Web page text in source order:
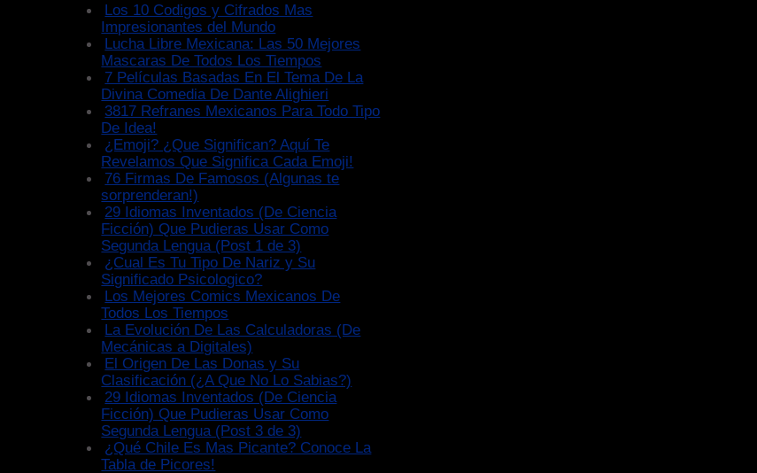
Los 10 Codigos y Cifrados Mas
Impresionantes del Mundo
Lucha Libre Mexicana: Las 50 Mejores
Mascaras De Todos Los Tiempos
7 Películas Basadas En El Tema De La
Divina Comedia De Dante Alighieri
3817 Refranes Mexicanos Para Todo Tipo
De Idea!
¿Emoji? ¿Que Significan? Aquí Te
Revelamos Que Significa Cada Emoji!
76 Firmas De Famosos (Algunas te
sorprenderan!)
29 Idiomas Inventados (De Ciencia
Ficción) Que Pudieras Usar Como
Segunda Lengua (Post 1 de 3)
¿Cual Es Tu Tipo De Nariz y Su
Significado Psicologico?
Los Mejores Comics Mexicanos De
Todos Los Tiempos
La Evolución De Las Calculadoras (De
Mecánicas a Digitales)
El Origen De Las Donas y Su
Clasificación (¿A Que No Lo Sabias?)
29 Idiomas Inventados (De Ciencia
Ficción) Que Pudieras Usar Como
Segunda Lengua (Post 3 de 3)
¿Qué Chile Es Mas Picante? Conoce La
Tabla de Picores!